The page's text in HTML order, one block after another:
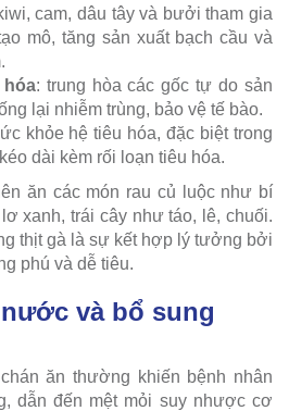
cam, dâu tây và bưởi tham gia
mô, tăng sản xuất bạch cầu và
: trung hòa các gốc tự do sản
lại nhiễm trùng, bảo vệ tế bào.
khỏe hệ tiêu hóa, đặc biệt trong
dài kèm rối loạn tiêu hóa.
ăn các món rau củ luộc như bí
xanh, trái cây như táo, lê, chuối.
thịt gà là sự kết hợp lý tưởng bởi
phú và dễ tiêu.
và bổ sung
ăn thường khiến bệnh nhân
dẫn đến mệt mỏi suy nhược cơ